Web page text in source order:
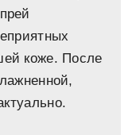
коже. После